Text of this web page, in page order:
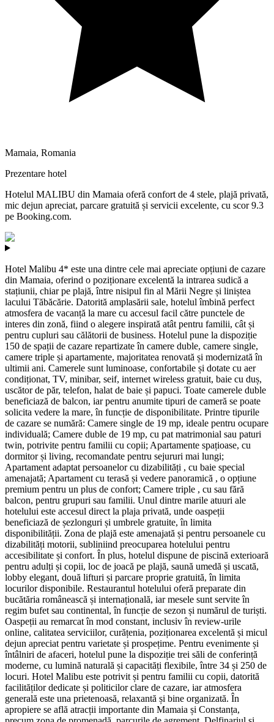
Mamaia, Romania
Prezentare hotel
Hotelul MALIBU din Mamaia oferă confort de 4 stele, plajă privată,
mic dejun apreciat, parcare gratuită și servicii excelente, cu scor 9.3
pe Booking.com.
Hotel Malibu 4* este una dintre cele mai apreciate opțiuni de cazare
din Mamaia, oferind o poziționare excelentă la intrarea sudică a
stațiunii, chiar pe plajă, între nisipul fin al Mării Negre și liniștea
lacului Tăbăcărie. Datorită amplasării sale, hotelul îmbină perfect
atmosfera de vacanță la mare cu accesul facil către punctele de
interes din zonă, fiind o alegere inspirată atât pentru familii, cât și
pentru cupluri sau călătorii de business. Hotelul pune la dispoziție
150 de spații de cazare repartizate în camere duble, camere single,
camere triple și apartamente, majoritatea renovată și modernizată în
ultimii ani. Camerele sunt luminoase, confortabile și dotate cu aer
condiționat, TV, minibar, seif, internet wireless gratuit, baie cu duș,
uscător de păr, telefon, halat de baie și papuci. Toate camerele duble
beneficiază de balcon, iar pentru anumite tipuri de cameră se poate
solicita vedere la mare, în funcție de disponibilitate. Printre tipurile
de cazare se numără: Camere single de 19 mp, ideale pentru ocupare
individuală; Camere duble de 19 mp, cu pat matrimonial sau paturi
twin, potrivite pentru familii cu copii; Apartamente spațioase, cu
dormitor și living, recomandate pentru sejururi mai lungi;
Apartament adaptat persoanelor cu dizabilități , cu baie special
amenajată; Apartament cu terasă și vedere panoramică , o opțiune
premium pentru un plus de confort; Camere triple , cu sau fără
balcon, pentru grupuri sau familii. Unul dintre marile atuuri ale
hotelului este accesul direct la plaja privată, unde oaspeții
beneficiază de șezlonguri și umbrele gratuite, în limita
disponibilității. Zona de plajă este amenajată și pentru persoanele cu
dizabilități motorii, subliniind preocuparea hotelului pentru
accesibilitate și confort. În plus, hotelul dispune de piscină exterioară
pentru adulți și copii, loc de joacă pe plajă, saună umedă și uscată,
lobby elegant, două lifturi și parcare proprie gratuită, în limita
locurilor disponibile. Restaurantul hotelului oferă preparate din
bucătăria românească și internațională, iar mesele sunt servite în
regim bufet sau continental, în funcție de sezon și numărul de turiști.
Oaspeții au remarcat în mod constant, inclusiv în review-urile
online, calitatea serviciilor, curățenia, poziționarea excelentă și micul
dejun apreciat pentru varietate și prospețime. Pentru evenimente și
întâlniri de afaceri, hotelul pune la dispoziție trei săli de conferință
moderne, cu lumină naturală și capacități flexibile, între 34 și 250 de
locuri. Hotel Malibu este potrivit și pentru familii cu copii, datorită
facilităților dedicate și politicilor clare de cazare, iar atmosfera
generală este una prietenoasă, relaxantă și bine organizată. În
apropiere se află atracții importante din Mamaia și Constanța,